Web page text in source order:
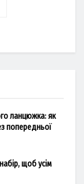
ланцюжка: як
попередньої
щоб усім